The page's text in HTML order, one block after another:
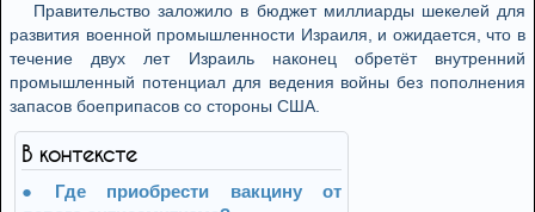
Правительство заложило в бюджет миллиарды шекелей для
развития военной промышленности Израиля, и ожидается, что в
течение двух лет Израиль наконец обретёт внутренний
промышленный потенциал для ведения войны без пополнения
запасов боеприпасов со стороны США.
В контексте
Где приобрести вакцину от